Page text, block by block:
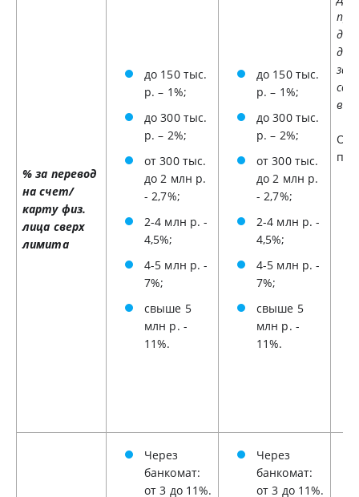
% за перевод
на счет/
карту физ.
лица сверх
лимита
до 150 тыс.
р. – 1%;
до 300 тыс.
р. – 2%;
от 300 тыс.
до 2 млн р.
- 2,7%;
2-4 млн р. -
4,5%;
4-5 млн р. -
7%;
свыше 5
млн р. -
11%.
до 150 тыс.
р. – 1%;
до 300 тыс.
р. – 2%;
от 300 тыс.
до 2 млн р.
- 2,7%;
2-4 млн р. -
4,5%;
4-5 млн р. -
7%;
свыше 5
млн р. -
11%.
Через
банкомат:
от 3 до 11%.
Через
банкомат:
от 3 до 11%.